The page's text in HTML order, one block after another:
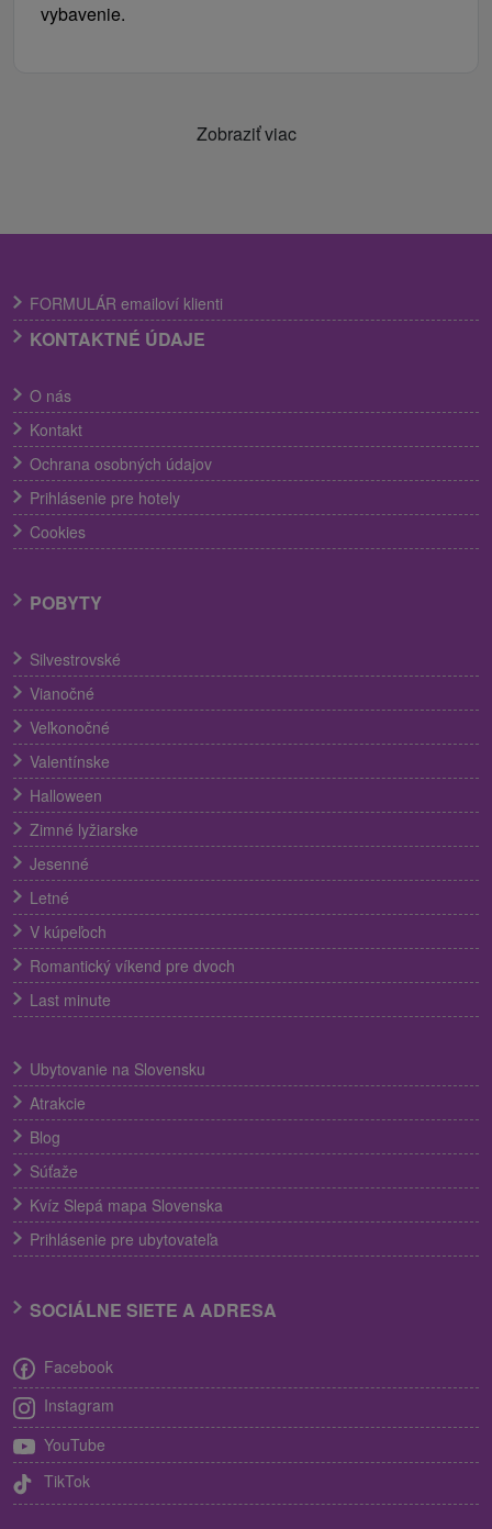
vybavenie.
Zobraziť viac
FORMULÁR emailoví klienti
KONTAKTNÉ ÚDAJE
O nás
Kontakt
Ochrana osobných údajov
Prihlásenie pre hotely
Cookies
POBYTY
Silvestrovské
Vianočné
Veľkonočné
Valentínske
Halloween
Zimné lyžiarske
Jesenné
Letné
V kúpeľoch
Romantický víkend pre dvoch
Last minute
Ubytovanie na Slovensku
Atrakcie
Blog
Súťaže
Kvíz Slepá mapa Slovenska
Prihlásenie pre ubytovateľa
SOCIÁLNE SIETE A ADRESA
Facebook
Instagram
YouTube
TikTok